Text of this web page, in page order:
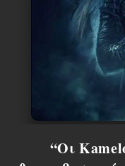
“Οι